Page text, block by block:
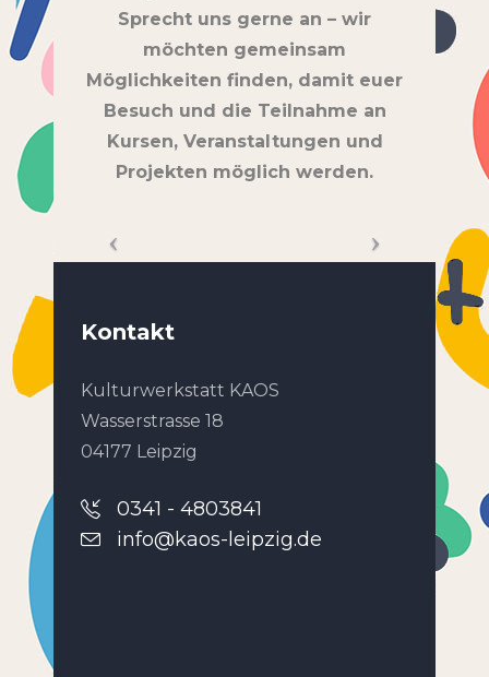
Sprecht uns gerne an – wir
möchten gemeinsam
Möglichkeiten finden, damit euer
Besuch und die Teilnahme an
Kursen, Veranstaltungen und
Projekten möglich werden.
Kontakt
Kulturwerkstatt KAOS
Wasserstrasse 18
04177 Leipzig
0341 - 4803841
info@kaos-leipzig.de